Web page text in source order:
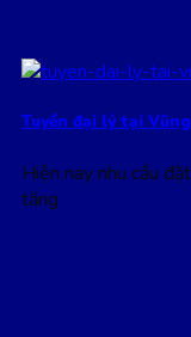
Tuyển đại lý tại
Hiện nay nhu cầu
tăng